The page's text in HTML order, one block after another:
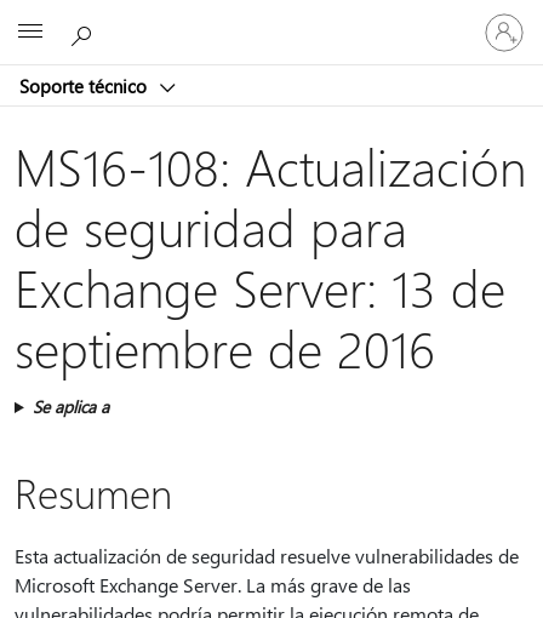
Soporte técnico
Iniciar
sesión
en
cuenta
MS16-108: Actualización
de seguridad para
Exchange Server: 13 de
septiembre de 2016
Se aplica a
Resumen
Esta actualización de seguridad resuelve vulnerabilidades de
Microsoft Exchange Server. La más grave de las